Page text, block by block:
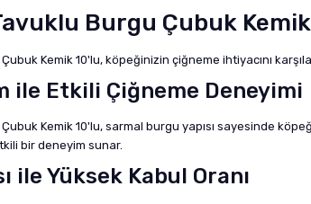
Burgu Çubuk
Kemik 10'lu, köpeğinizin çiğneme ihtiyacını
ile Etkili Çiğneme Deneyimi
Kemik 10'lu, sarmal burgu yapısı sayesinde
bir deneyim sunar.
ile Yüksek Kabul Oranı